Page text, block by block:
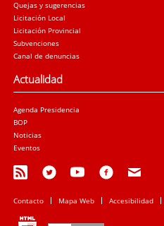
Quejas y sugerencias
Licitación Local
Licitación Provincial
Subvenciones
Canal de denuncias
Actualidad
Agenda Presidencia
BOP
Noticias
Eventos
Contacto Mapa Web Accesibilidad